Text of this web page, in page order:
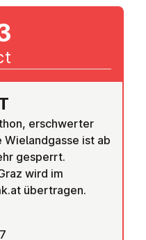
erschwerter
Wielandgasse ist ab
gesperrt.
wird im
übertragen.